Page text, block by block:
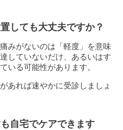
しても大丈夫ですか？
みがないのは「軽度」を意味
していないだけ、あるいはす
いる可能性があります。
あれば速やかに受診しましょ
自宅でケアできます